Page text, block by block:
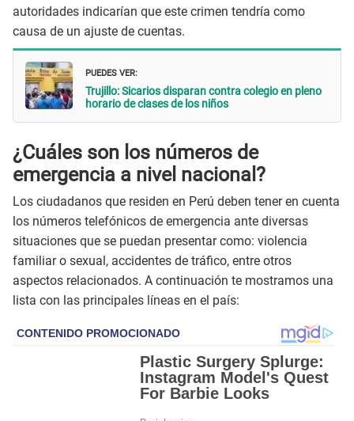
autoridades indicarían que este crimen tendría como
causa de un ajuste de cuentas.
PUEDES VER:
Trujillo: Sicarios disparan contra colegio en pleno
horario de clases de los niños
¿Cuáles son los números de
emergencia a nivel nacional?
Los ciudadanos que residen en Perú deben tener en cuenta
los números telefónicos de emergencia ante diversas
situaciones que se puedan presentar como: violencia
familiar o sexual, accidentes de tráfico, entre otros
aspectos relacionados. A continuación te mostramos una
lista con las principales líneas en el país: